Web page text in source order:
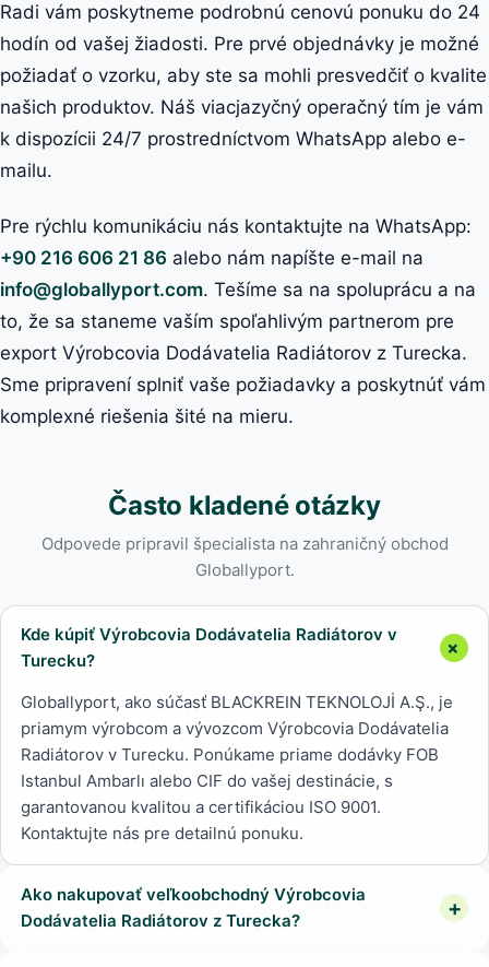
Radi vám poskytneme podrobnú cenovú ponuku do 24
hodín od vašej žiadosti. Pre prvé objednávky je možné
požiadať o vzorku, aby ste sa mohli presvedčiť o kvalite
našich produktov. Náš viacjazyčný operačný tím je vám
k dispozícii 24/7 prostredníctvom WhatsApp alebo e-
mailu.
Pre rýchlu komunikáciu nás kontaktujte na WhatsApp:
+90 216 606 21 86 alebo nám napíšte e-mail na
info@globallyport.com. Tešíme sa na spoluprácu a na
to, že sa staneme vaším spoľahlivým partnerom pre
export Výrobcovia Dodávatelia Radiátorov z Turecka.
Sme pripravení splniť vaše požiadavky a poskytnúť vám
komplexné riešenia šité na mieru.
Často kladené otázky
Odpovede pripravil špecialista na zahraničný obchod
Globallyport.
Kde kúpiť Výrobcovia Dodávatelia Radiátorov v
Turecku?
Globallyport, ako súčasť BLACKREIN TEKNOLOJİ A.Ş., je
priamym výrobcom a vývozcom Výrobcovia Dodávatelia
Radiátorov v Turecku. Ponúkame priame dodávky FOB
Istanbul Ambarlı alebo CIF do vašej destinácie, s
garantovanou kvalitou a certifikáciou ISO 9001.
Kontaktujte nás pre detailnú ponuku.
Ako nakupovať veľkoobchodný Výrobcovia
Dodávatelia Radiátorov z Turecka?